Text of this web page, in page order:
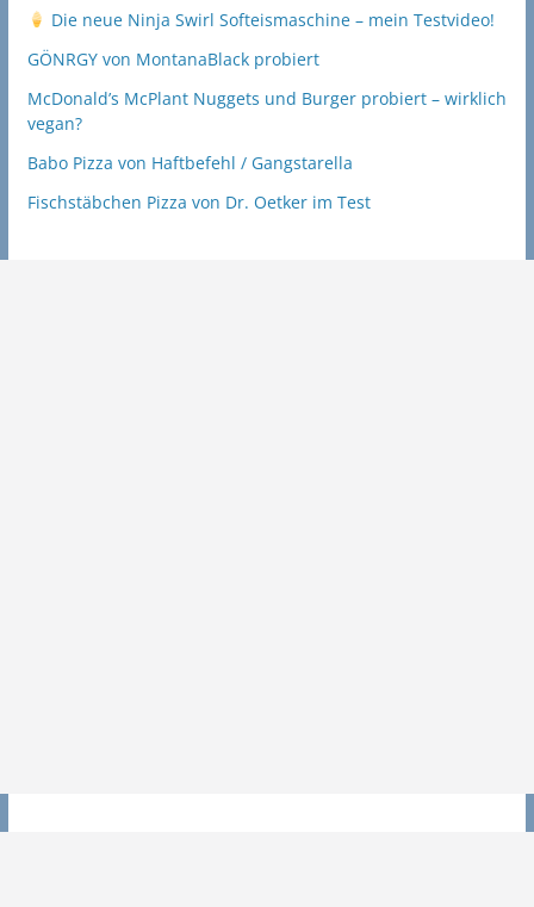
Die neue Ninja Swirl Softeismaschine – mein Testvideo!
GÖNRGY von MontanaBlack probiert
McDonald’s McPlant Nuggets und Burger probiert – wirklich
vegan?
Babo Pizza von Haftbefehl / Gangstarella
Fischstäbchen Pizza von Dr. Oetker im Test